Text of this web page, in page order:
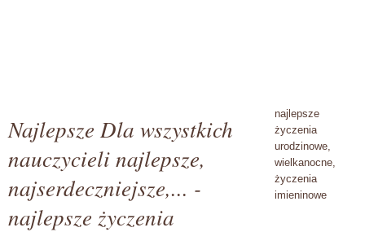
Najlepsze Dla wszystkich
nauczycieli najlepsze,
najserdeczniejsze,... -
najlepsze życzenia
najlepsze
życzenia
urodzinowe,
wielkanocne,
życzenia
imieninowe